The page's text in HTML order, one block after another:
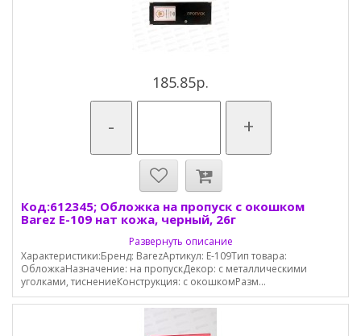
185.85р.
- +
Код:612345; Обложка на пропуск с окошком
Barez E-109 нат кожа, черный, 26г
Развернуть описание
Характеристики:Бренд: BarezАртикул: E-109Тип товара:
ОбложкаНазначение: на пропускДекор: с металлическими
уголками, тиснениеКонструкция: с окошкомРазм...